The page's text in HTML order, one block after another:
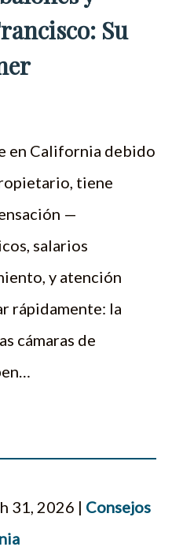
Su
en California debido
tiene
—
salarios
y atención
rápidamente: la
cámaras de
31, 2026 | Consejos